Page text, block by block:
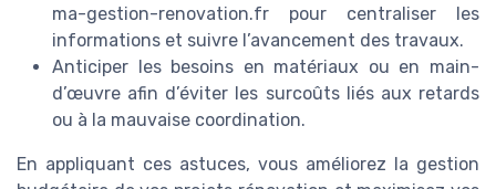
ma-gestion-renovation.fr pour centraliser les
informations et suivre l’avancement des travaux.
Anticiper les besoins en matériaux ou en main-
d’œuvre afin d’éviter les surcoûts liés aux retards
ou à la mauvaise coordination.
En appliquant ces astuces, vous améliorez la gestion